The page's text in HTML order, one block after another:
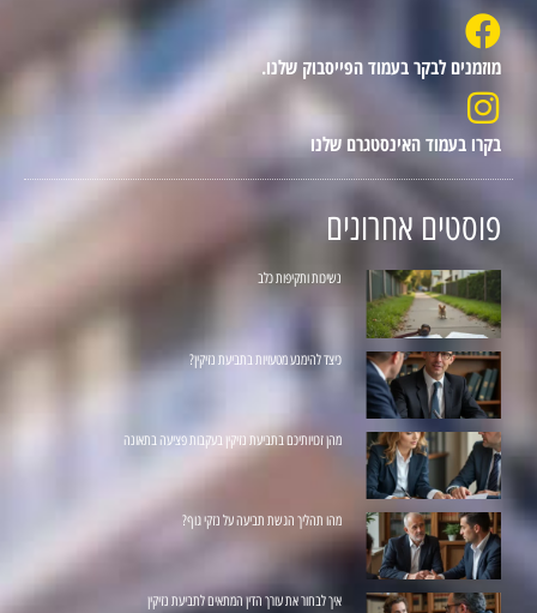
מוזמנים לבקר בעמוד הפייסבוק שלנו.
בקרו בעמוד האינסטגרם שלנו
פוסטים אחרונים
נשיכות ותקיפות כלב
כיצד להימנע מטעויות בתביעת נזיקין?
מהן זכויותיכם בתביעת נזיקין בעקבות פציעה בתאונה
מהו תהליך הגשת תביעה על נזקי גוף?
איך לבחור את עורך הדין המתאים לתביעת נזיקין